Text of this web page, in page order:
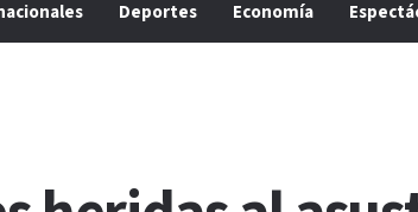
Deportes Economía